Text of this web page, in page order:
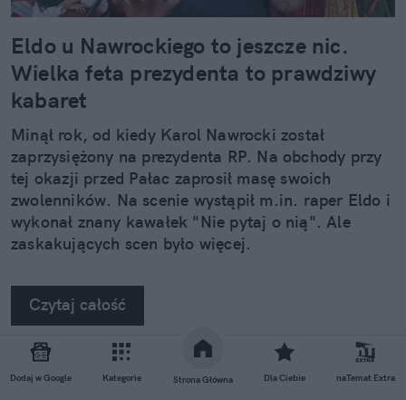
Dodaj w Google Kategorie Strona Główna Dla Ciebie naTemat Extra
Eldo u Nawrockiego to jeszcze nic.
Wielka feta prezydenta to prawdziwy
kabaret
Minął rok, od kiedy Karol Nawrocki został
zaprzysiężony na prezydenta RP. Na obchody przy
tej okazji przed Pałac zaprosił masę swoich
zwolenników. Na scenie wystąpił m.in. raper Eldo i
wykonał znany kawałek "Nie pytaj o nią". Ale
zaskakujących scen było więcej.
Czytaj całość
REKLAMA